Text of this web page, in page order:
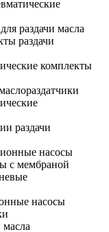
раздачи масла
раздачи
комплекты
раздачи
насосы
с мембраной
насосы
масла